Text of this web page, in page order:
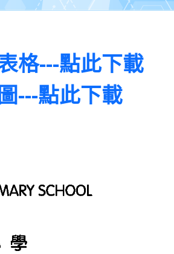
格---點此下載
---點此下載